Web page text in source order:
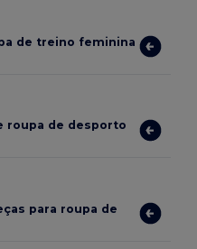
de treino feminina
roupa de desporto
para roupa de